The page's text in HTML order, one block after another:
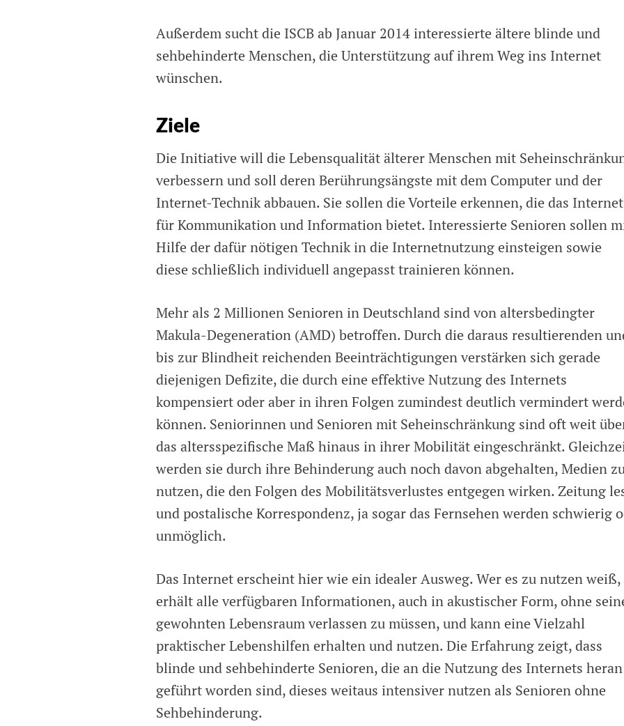
Außerdem sucht die ISCB ab Januar 2014 interessierte ältere blinde und
sehbehinderte Menschen, die Unterstützung auf ihrem Weg ins Internet
wünschen.
Ziele
Die Initiative will die Lebensqualität älterer Menschen mit
verbessern und soll deren Berührungsängste mit dem Computer und der
Internet-Technik abbauen. Sie sollen die Vorteile erkennen, die das Internet
für Kommunikation und Information bietet. Interessierte Senioren sollen
Hilfe der dafür nötigen Technik in die Internetnutzung einsteigen sowie
diese schließlich individuell angepasst trainieren können.
Mehr als 2 Millionen Senioren in Deutschland sind von altersbedingter
Makula-Degeneration (AMD) betroffen. Durch die daraus resultierenden
bis zur Blindheit reichenden Beeinträchtigungen verstärken sich gerade
diejenigen Defizite, die durch eine effektive Nutzung des Internets
kompensiert oder aber in ihren Folgen zumindest deutlich vermindert
können. Seniorinnen und Senioren mit Seheinschränkung sind oft weit
das altersspezifische Maß hinaus in ihrer Mobilität eingeschränkt.
werden sie durch ihre Behinderung auch noch davon abgehalten, Medien
nutzen, die den Folgen des Mobilitätsverlustes entgegen wirken. Zeitung
und postalische Korrespondenz, ja sogar das Fernsehen werden schwierig
unmöglich.
Das Internet erscheint hier wie ein idealer Ausweg. Wer es zu nutzen weiß,
erhält alle verfügbaren Informationen, auch in akustischer Form, ohne
gewohnten Lebensraum verlassen zu müssen, und kann eine Vielzahl
praktischer Lebenshilfen erhalten und nutzen. Die Erfahrung zeigt, dass
blinde und sehbehinderte Senioren, die an die Nutzung des Internets heran
geführt worden sind, dieses weitaus intensiver nutzen als Senioren ohne
Sehbehinderung.